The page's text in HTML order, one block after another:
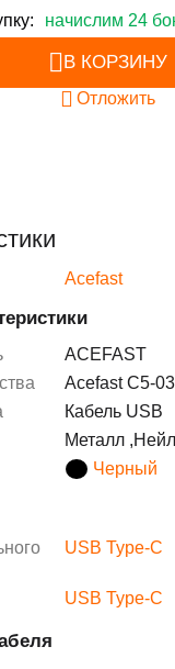
начислим 24
В КОРЗИНУ
Отложить
Acefast
ACEFAST
Acefast C5-03
Кабель USB
Металл ,
Черный
USB Type-C
USB Type-C